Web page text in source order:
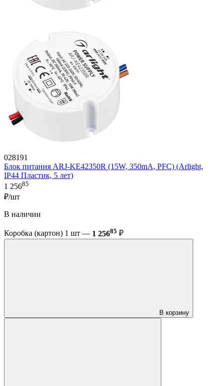
028191
Блок питания ARJ-KE42350R (15W, 350mA, PFC) (Arlight,
IP44 Пластик, 5 лет)
1 25685
₽/шт
В наличии
Коробка (картон) 1 шт — 1 25685 ₽
В корзину